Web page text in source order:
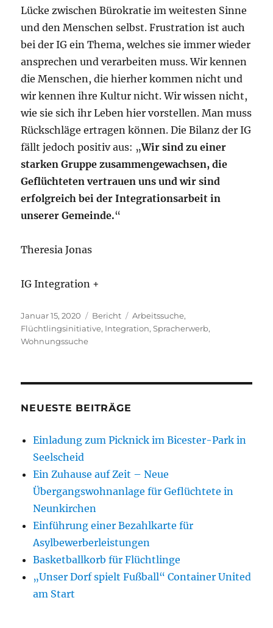
Lücke zwischen Bürokratie im weitesten Sinne
und den Menschen selbst. Frustration ist auch
bei der IG ein Thema, welches sie immer wieder
ansprechen und verarbeiten muss. Wir kennen
die Menschen, die hierher kommen nicht und
wir kennen ihre Kultur nicht. Wir wissen nicht,
wie sie sich ihr Leben hier vorstellen. Man muss
Rückschläge ertragen können. Die Bilanz der IG
fällt jedoch positiv aus: „Wir sind zu einer
starken Gruppe zusammengewachsen, die
Geflüchteten vertrauen uns und wir sind
erfolgreich bei der Integrationsarbeit in
unserer Gemeinde.“
Theresia Jonas
IG Integration +
Veröffentlicht
am
Januar 15, 2020 Kategorien
Bericht Schlagwörter
Arbeitssuche,
Flüchtlingsinitiative, Integration,Spracherwerb,
Wohnungssuche
NEUESTE BEITRÄGE
Einladung zum Picknick im Bicester-Park in
Seelscheid
Ein Zuhause auf Zeit – Neue
Übergangswohnanlage für Geflüchtete in
Neunkirchen
Einführung einer Bezahlkarte für
Asylbewerberleistungen
Basketballkorb für Flüchtlinge
„Unser Dorf spielt Fußball“ Container United
am Start